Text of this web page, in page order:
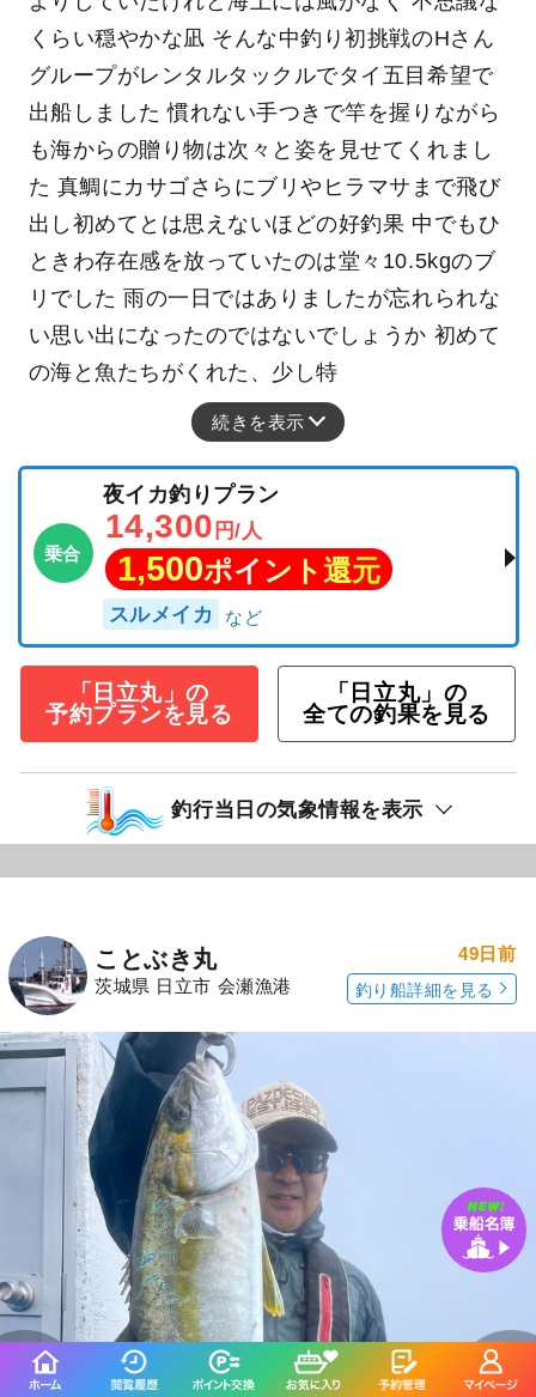
くらい穏やかな凪 そんな中釣り初挑戦のHさん
グループがレンタルタックルでタイ五目希望で
出船しました 慣れない手つきで竿を握りながら
も海からの贈り物は次々と姿を見せてくれまし
た 真鯛にカサゴさらにブリやヒラマサまで飛び
出し初めてとは思えないほどの好釣果 中でもひ
ときわ存在感を放っていたのは堂々10.5kgのブ
リでした 雨の一日ではありましたが忘れられな
い思い出になったのではないでしょうか 初めて
の海と魚たちがくれた、少し特
続きを表示
乗合
夜イカ釣りプラン
14,300 円/人
1,500ポイント還元
スルメイカ
「日立丸」の
予約プランを見る
「日立丸」の
全ての釣果を見る
釣行当日の気象情報を表示
ことぶき丸
茨城県 日立市 会瀬漁港
49日前
釣り船詳細を見る